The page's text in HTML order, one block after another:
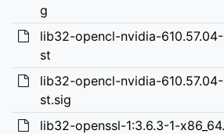
g
lib32-opencl-nvidia-
st
lib32-opencl-nvidia-
st.sig
lib32-openssl-1:3.6.3-1-